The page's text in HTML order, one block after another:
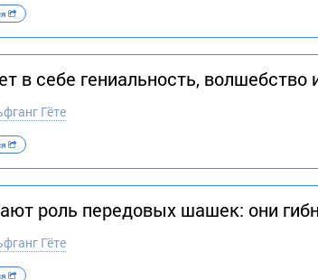
в себе гениальность, волшебство
Гёте
роль передовых шашек: они
Гёте